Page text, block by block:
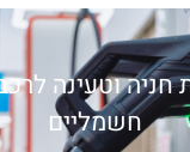
חניה וטעינה
חשמליים